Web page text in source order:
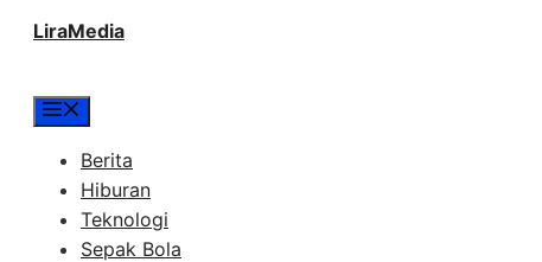
LiraMedia
Berita
Hiburan
Teknologi
Sepak Bola